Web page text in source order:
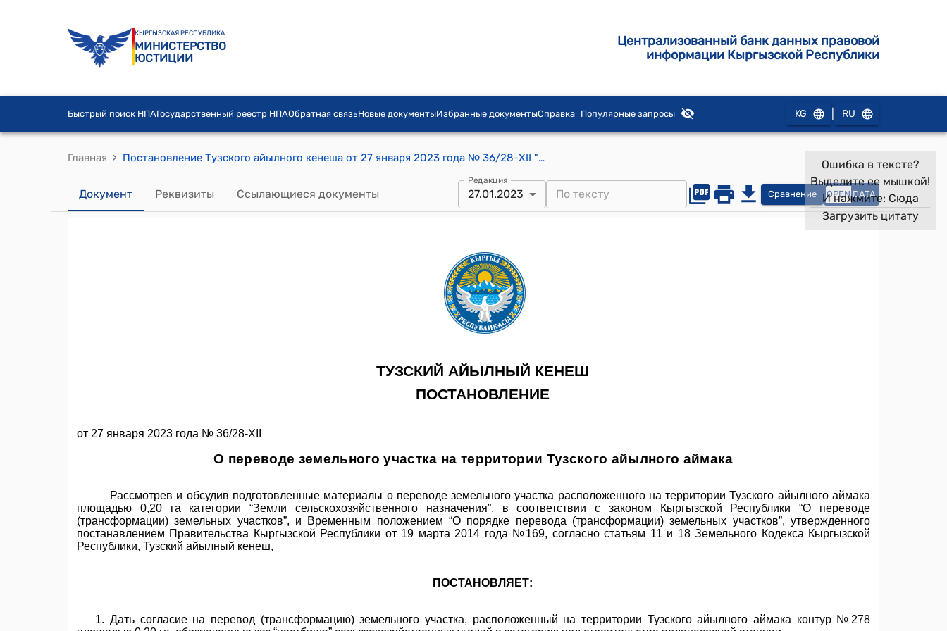
КЫРГЫЗСКАЯ РЕСПУБЛИКА
МИНИСТЕРСТВО
ЮСТИЦИИ
Централизованный банк данных правовой
информации Кыргызской Республики
Быстрый поиск НПАГосударственный реестр НПАОбратная связьНовые документыИзбранные документыСправка Популярные запросы KG RU
Главная › Постановление Тузского айылного кенеша от 27 января 2023 года № 36/28-XII "О переводе земельного участка на территории Тузского айылного аймака"
Документ Реквизиты Ссылающиеся документы
Редакция
27.01.2023 Сравнение OPEN DATA
Ошибка в тексте?
Выделите ее мышкой!
И нажмите: Сюда
Загрузить цитату